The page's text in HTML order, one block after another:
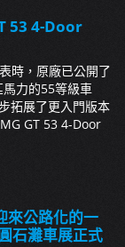
53 4-Door
時，原廠已公開了
力的55等級車
拓展了更入門版本
GT 53 4-Door
來公路化的一
石灘車展正式